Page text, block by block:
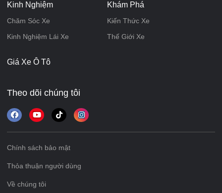
Kinh Nghiệm
Chăm Sóc Xe
Kinh Nghiệm Lái Xe
Khám Phá
Kiến Thức Xe
Thế Giới Xe
Giá Xe Ô Tô
Theo dõi chúng tôi
Chính sách bảo mật
Thỏa thuận người dùng
Về chúng tôi